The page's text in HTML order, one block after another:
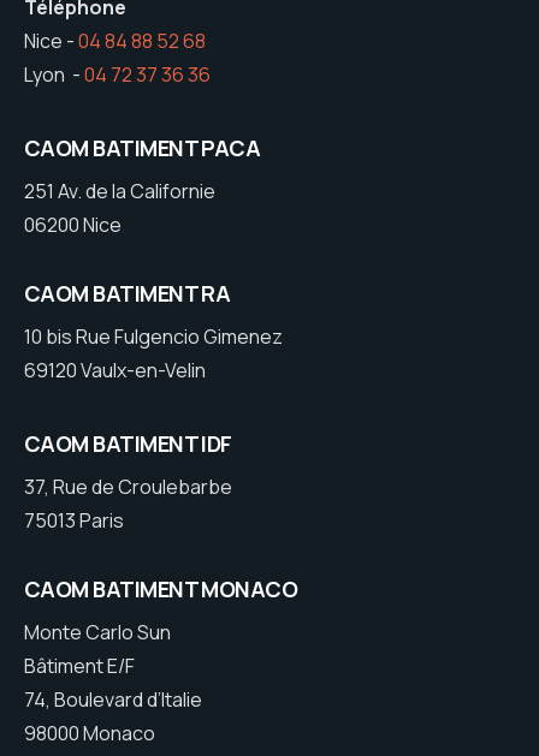
Téléphone
Nice -04 84 88 52 68
Lyon -04 72 37 36 36
CAOM BATIMENT PACA
251 Av. de la Californie
06200 Nice
CAOM BATIMENT RA
10 bis Rue Fulgencio Gimenez
69120 Vaulx-en-Velin
CAOM BATIMENT IDF
37, Rue de Croulebarbe
75013 Paris
CAOM BATIMENT MONACO
Monte Carlo Sun
Bâtiment E/F
74, Boulevard d’Italie
98000 Monaco